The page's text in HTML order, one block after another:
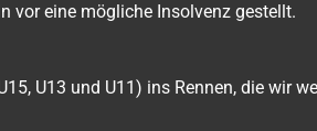
vor eine mögliche Insolvenz gestellt.
U13 und U11) ins Rennen, die wir